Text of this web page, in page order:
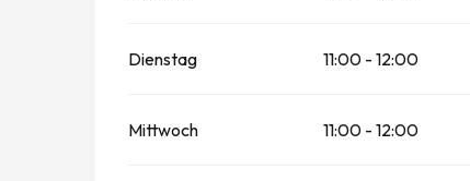
Dienstag 11:00 - 12:00
Mittwoch 11:00 - 12:00